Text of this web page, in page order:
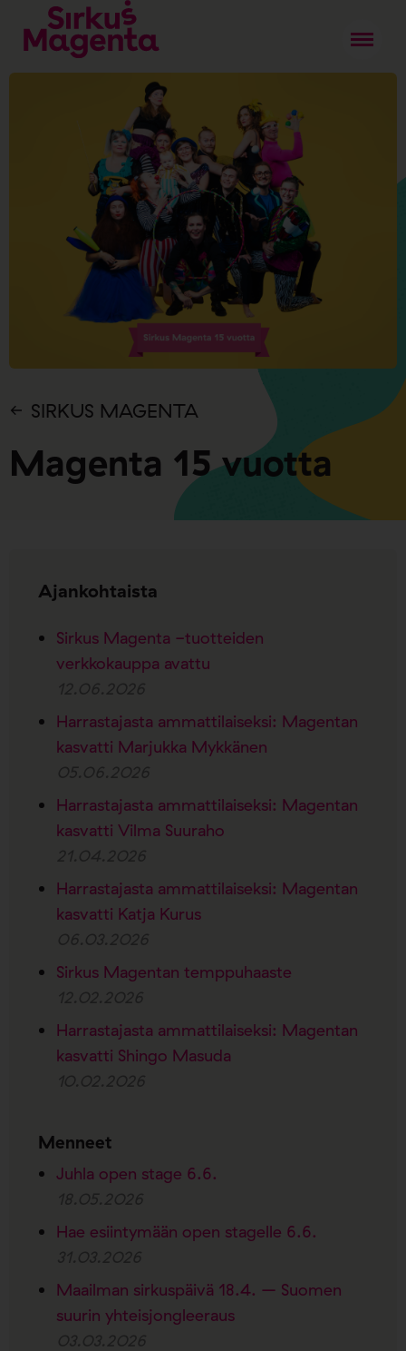
SIRKUS MAGENTA
Magenta 15 vuotta
Ajankohtaista
Sirkus Magenta -tuotteiden
verkkokauppa avattu
Harrastajasta ammattilaiseksi: Magentan
kasvatti Marjukka Mykkänen
Harrastajasta ammattilaiseksi: Magentan
kasvatti Vilma Suuraho
Harrastajasta ammattilaiseksi: Magentan
kasvatti Katja Kurus
Sirkus Magentan temppuhaaste
Harrastajasta ammattilaiseksi: Magentan
kasvatti Shingo Masuda
Menneet
Juhla open stage 6.6.
Hae esiintymään open stagelle 6.6.
Maailman sirkuspäivä 18.4. – Suomen
suurin yhteisjongleeraus